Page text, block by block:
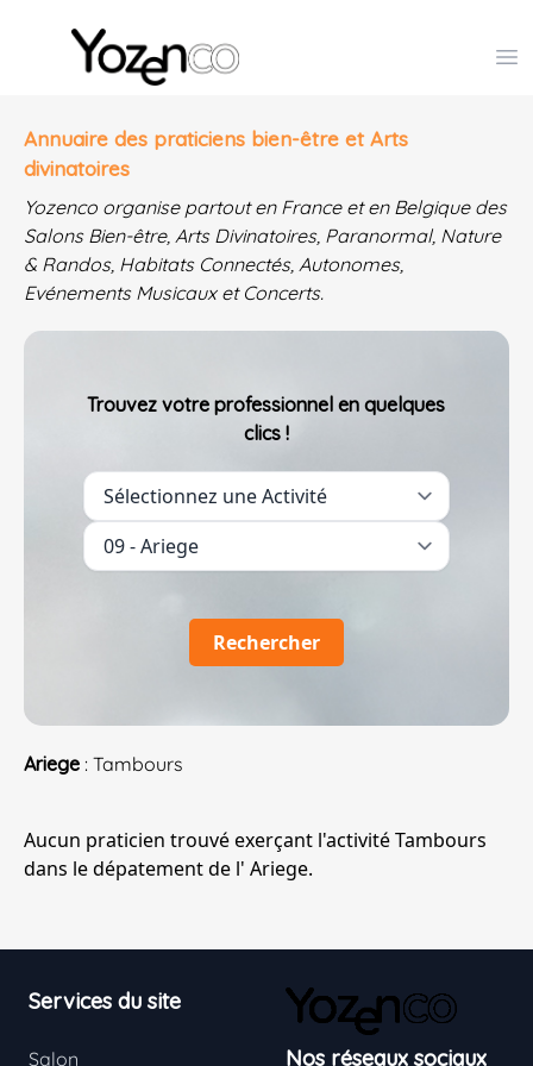
Yozenco - Organisateur de Salons, Evénements et
Annuaire des praticiens bien-être et Arts
divinatoires
Yozenco organise partout en France et en Belgique des
Salons Bien-être, Arts Divinatoires, Paranormal, Nature
& Randos, Habitats Connectés, Autonomes,
Evénements Musicaux et Concerts.
Trouvez votre professionnel en quelques
clics !
Rechercher
Ariege : Tambours
Aucun praticien trouvé exerçant l'activité Tambours
dans le dépatement de l' Ariege.
Services du site
Salon Nos réseaux sociaux